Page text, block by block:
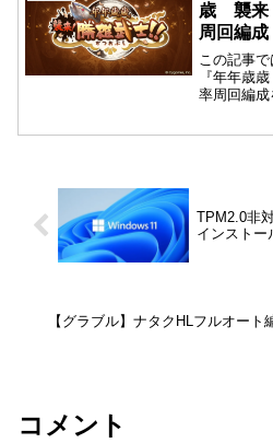
歳 襲来
周回編成
この記事
『年年歳
率周回編成
TPM2.0非
インストー
【グラブル】ナタクHLフルオート
コメント